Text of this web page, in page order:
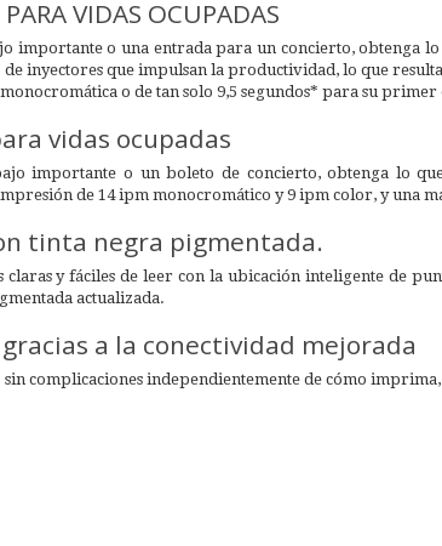
VIDAS OCUPADAS
importante o una entrada para un concierto, obtenga
inyectores que impulsan la productividad, lo que
o de tan solo 9,5 segundos* para su
vidas ocupadas
importante o un boleto de concierto, obtenga lo
de 14 ipm monocromático y 9 ipm color, y una
tinta negra pigmentada.
y fáciles de leer con la ubicación inteligente de
actualizada.
a la conectividad mejorada
complicaciones independientemente de cómo